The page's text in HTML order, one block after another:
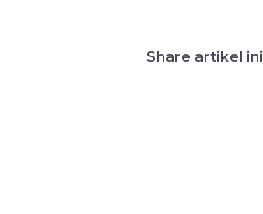
Share artikel ini